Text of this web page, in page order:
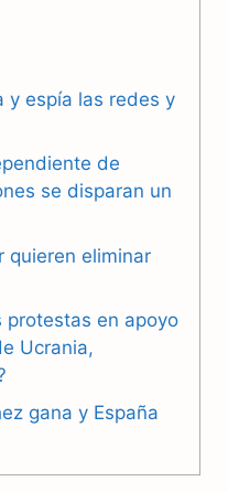
y espía las redes y
de
se disparan un
quieren eliminar
protestas en apoyo
Ucrania,
gana y España